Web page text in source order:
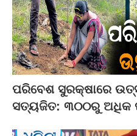
ପରିବେଶ ସୁରକ୍ଷାରେ
ସତ୍ୟଜିତ: ୩୦୦ରୁ ଅଧିକ